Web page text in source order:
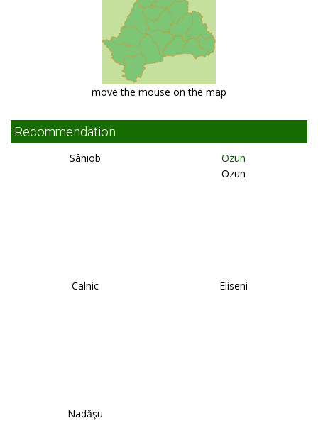
move the mouse on the map
Recommendation
Sâniob
Ozun
Ozun
Calnic Eliseni
Nadăşu